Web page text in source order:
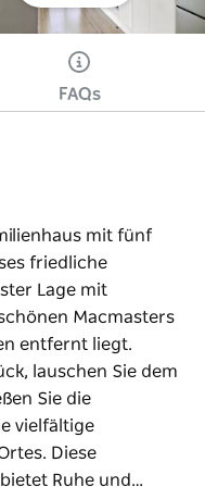
FAQs
mit fünf
friedliche
Lage mit
Macmasters
entfernt liegt.
lauschen Sie dem
Sie die
vielfältige
Diese
Ruhe und…